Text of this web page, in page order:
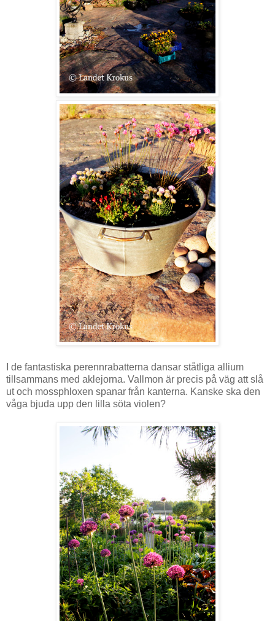
I de fantastiska perennrabatterna dansar ståtliga allium
tillsammans med aklejorna. Vallmon är precis på väg att slå
ut och mossphloxen spanar från kanterna. Kanske ska den
våga bjuda upp den lilla söta violen?